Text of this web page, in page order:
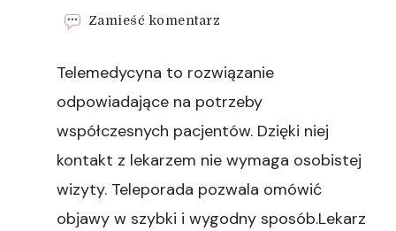
Zamieść komentarz
konsultacje
medyczne
codziennym
Telemedycyna to rozwiązanie
odpowiadające na potrzeby
współczesnych pacjentów. Dzięki niej
kontakt z lekarzem nie wymaga osobistej
wizyty. Teleporada pozwala omówić
objawy w szybki i wygodny sposób.Lekarz